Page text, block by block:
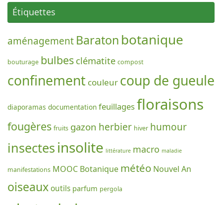
Étiquettes
aménagement Baraton botanique
bouturage bulbes clématite compost
confinement couleur coup de gueule
diaporamas documentation feuillagesfloraisons
fougères fruits gazon herbier hiver humour
insectes insolite littérature macro maladie
manifestations MOOC Botanique météo Nouvel An
oiseauxoutils parfum pergola